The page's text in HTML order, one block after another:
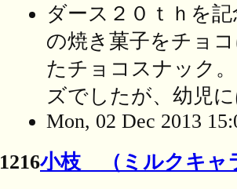
ダース２０ｔｈを
の焼き菓子をチョ
たチョコスナック
ズでしたが、幼児
Mon, 02 Dec 2013
1216小枝 （ミルクキャ